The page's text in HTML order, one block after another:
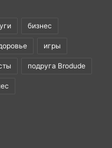
бизнес
игры
подруга Brodude